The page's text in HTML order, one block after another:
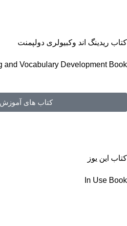
کتاب ریدینگ اند وکبیولری دولپمنت
and Vocabulary Development Book
کتاب های
کتاب این یوز
In Use Book